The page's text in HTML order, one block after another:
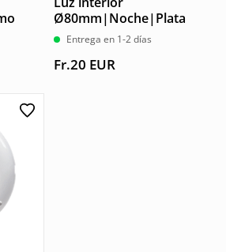
Ø80mm|Noche|Plata
Entrega en 1-2 días
Fr.20 EUR